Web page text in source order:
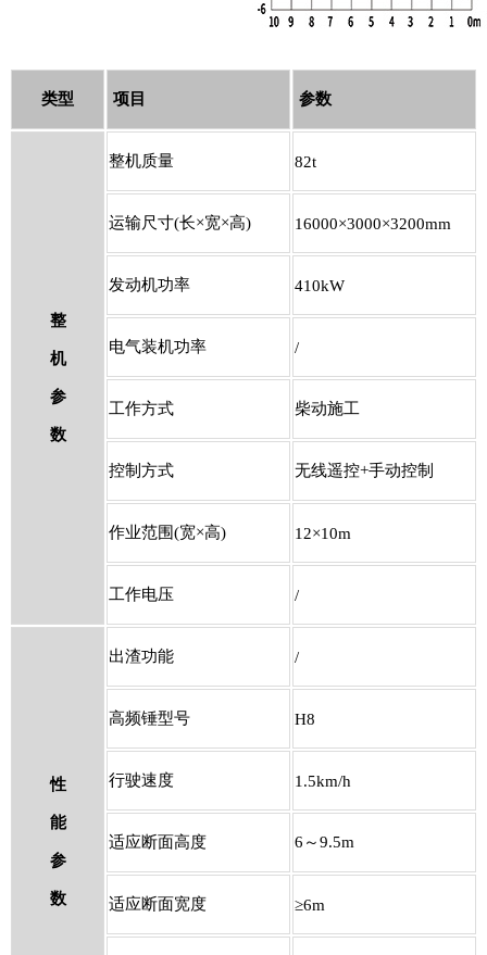
类型 项目 参数
整
机
参
数
整机质量 82t
运输尺寸(长×宽×高) 16000×3000×3200mm
发动机功率 410kW
电气装机功率 /
工作方式 柴动施工
控制方式 无线遥控+手动控制
作业范围(宽×高) 12×10m
工作电压 /
性
能
参
数
出渣功能 /
高频锤型号 H8
行驶速度 1.5km/h
适应断面高度 6 ～9.5m
适应断面宽度 ≥6m